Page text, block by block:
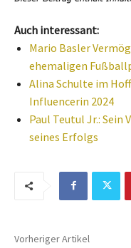
Auch interessant:
Mario Basler
ehemaligen
Alina Schulte im
Influencerin 2024
Paul Teutul Jr.: Sein
seines Erfolgs
Vorheriger Artikel